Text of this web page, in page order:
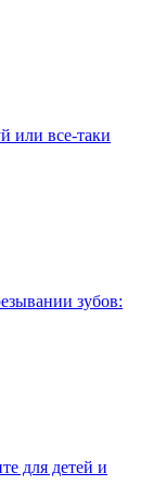
или все-таки
зубов:
для детей и